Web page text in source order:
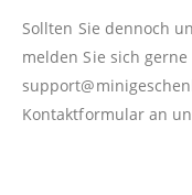
Sollten Sie dennoch
melden Sie sich
Kontaktformular an